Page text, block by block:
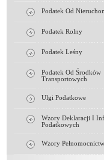
Podatek Od
Podatek Rolny
Podatek Leśny
Podatek Od Środków
Transportowych
Ulgi Podatkowe
Wzory Deklaracji I
Podatkowych
Wzory Pełnomocnictw